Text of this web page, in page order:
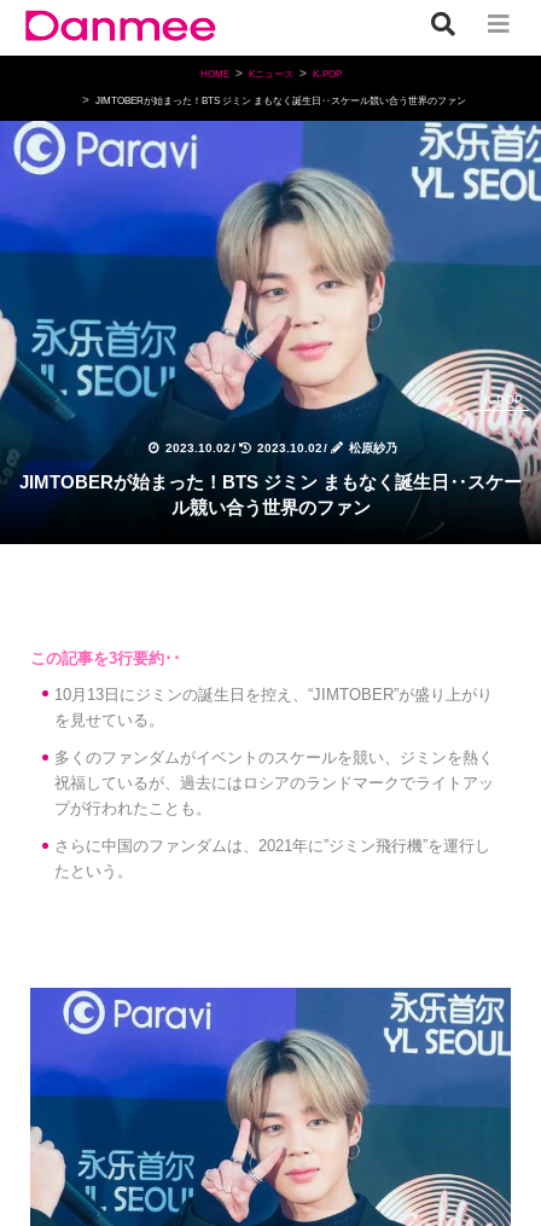
HOME Kニュース K-POP
JIMTOBERが始まった！BTS ジミン まもなく誕生日‥スケール競い合う世界のファン
2023.10.02/ 2023.10.02/ 松原紗乃
K-POP
JIMTOBERが始まった！BTS ジミン まもなく誕生日‥スケー
ル競い合う世界のファン
10月13日にジミンの誕生日を控え、“JIMTOBER”が盛り上がり
を見せている。
多くのファンダムがイベントのスケールを競い、ジミンを熱く
祝福しているが、過去にはロシアのランドマークでライトアッ
プが行われたことも。
さらに中国のファンダムは、2021年に”ジミン飛行機”を運行し
たという。